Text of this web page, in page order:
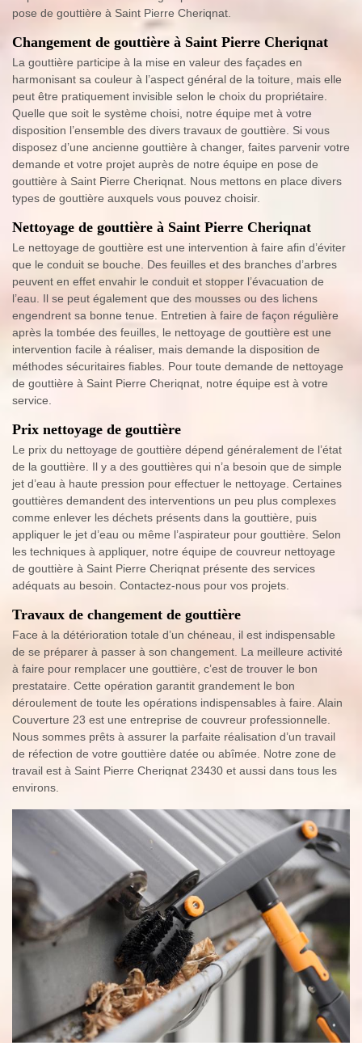
pose de gouttière à Saint Pierre Cheriqnat.
Changement de gouttière à Saint Pierre Cheriqnat
La gouttière participe à la mise en valeur des façades en
harmonisant sa couleur à l’aspect général de la toiture, mais elle
peut être pratiquement invisible selon le choix du propriétaire.
Quelle que soit le système choisi, notre équipe met à votre
disposition l’ensemble des divers travaux de gouttière. Si vous
disposez d’une ancienne gouttière à changer, faites parvenir votre
demande et votre projet auprès de notre équipe en pose de
gouttière à Saint Pierre Cheriqnat. Nous mettons en place divers
types de gouttière auxquels vous pouvez choisir.
Nettoyage de gouttière à Saint Pierre Cheriqnat
Le nettoyage de gouttière est une intervention à faire afin d’éviter
que le conduit se bouche. Des feuilles et des branches d’arbres
peuvent en effet envahir le conduit et stopper l’évacuation de
l’eau. Il se peut également que des mousses ou des lichens
engendrent sa bonne tenue. Entretien à faire de façon régulière
après la tombée des feuilles, le nettoyage de gouttière est une
intervention facile à réaliser, mais demande la disposition de
méthodes sécuritaires fiables. Pour toute demande de nettoyage
de gouttière à Saint Pierre Cheriqnat, notre équipe est à votre
service.
Prix nettoyage de gouttière
Le prix du nettoyage de gouttière dépend généralement de l’état
de la gouttière. Il y a des gouttières qui n’a besoin que de simple
jet d’eau à haute pression pour effectuer le nettoyage. Certaines
gouttières demandent des interventions un peu plus complexes
comme enlever les déchets présents dans la gouttière, puis
appliquer le jet d’eau ou même l’aspirateur pour gouttière. Selon
les techniques à appliquer, notre équipe de couvreur nettoyage
de gouttière à Saint Pierre Cheriqnat présente des services
adéquats au besoin. Contactez-nous pour vos projets.
Travaux de changement de gouttière
Face à la détérioration totale d’un chéneau, il est indispensable
de se préparer à passer à son changement. La meilleure activité
à faire pour remplacer une gouttière, c’est de trouver le bon
prestataire. Cette opération garantit grandement le bon
déroulement de toute les opérations indispensables à faire. Alain
Couverture 23 est une entreprise de couvreur professionnelle.
Nous sommes prêts à assurer la parfaite réalisation d’un travail
de réfection de votre gouttière datée ou abîmée. Notre zone de
travail est à Saint Pierre Cheriqnat 23430 et aussi dans tous les
environs.